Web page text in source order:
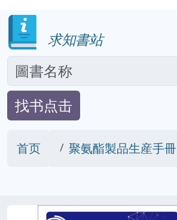
求知書站
找书点击
首页 聚氨酯製品生産手冊